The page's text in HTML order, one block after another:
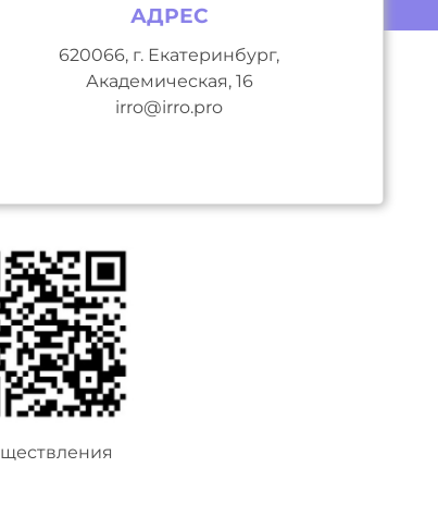
АДРЕС
620066, г. Екатеринбург,
Академическая, 16
irro@irro.pro